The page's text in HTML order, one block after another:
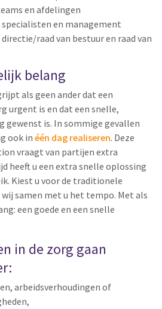
en afdelingen
en management
raad van bestuur en raad van
belang
als geen ander dat een
urgent is en dat een snelle,
gewenst is. In sommige gevallen
ook in één dag realiseren. Deze
vraagt van partijen extra
heeft u een extra snelle oplossing
Kiest u voor de traditionele
samen met u het tempo. Met als
een goede en een snelle
in de zorg gaan
arbeidsverhoudingen of